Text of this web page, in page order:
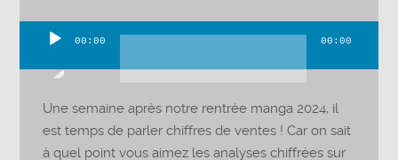
audio
00:00 00:00
Une semaine après notre rentrée manga 2024, il
est temps de parler chiffres de ventes ! Car on sait
à quel point vous aimez les analyses chiffrées sur